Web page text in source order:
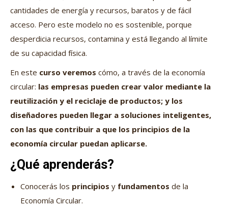
cantidades de energía y recursos, baratos y de fácil
acceso. Pero este modelo no es sostenible, porque
desperdicia recursos, contamina y está llegando al límite
de su capacidad física.
En este curso veremos cómo, a través de la economía
circular: las empresas pueden crear valor mediante la
reutilización y el reciclaje de productos; y los
diseñadores pueden llegar a soluciones inteligentes,
con las que contribuir a que los principios de la
economía circular puedan aplicarse.
¿Qué aprenderás?
Conocerás los principios y fundamentos de la
Economía Circular.